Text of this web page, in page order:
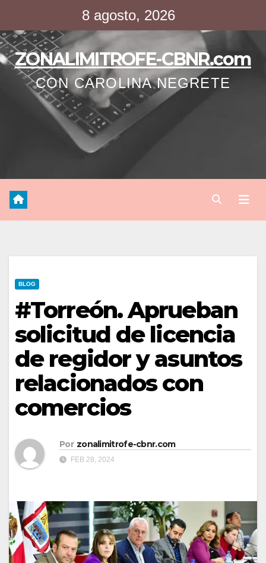
contenido
8 agosto, 2026
ZONALIMITROFE-CBNR.com
CON CAROLINA NEGRETE
BLOG
#Torreón. Aprueban
solicitud de licencia
de regidor y asuntos
relacionados con
comercios
Por zonalimitrofe-cbnr.com
FEB 28, 2024